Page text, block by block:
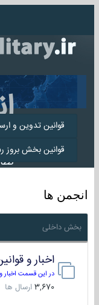
قوانین تدوین و
قوانین بخش بروز
انجمن ها
بخش داخلی
اخبار و قوانین
در این قسمت اخبار و
3,670 ارسال ها